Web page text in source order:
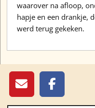
waarover na afloop,
hapje en een drankje,
werd terug gekeken.